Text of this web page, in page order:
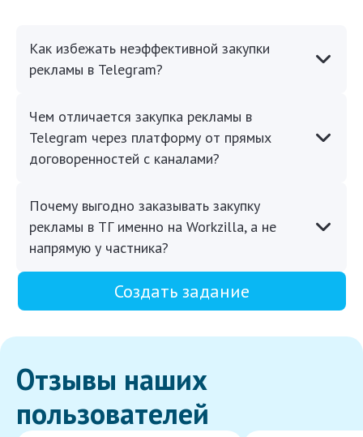
Как избежать неэффективной закупки
рекламы в Telegram?
Чем отличается закупка рекламы в
Telegram через платформу от прямых
договоренностей с каналами?
Почему выгодно заказывать закупку
рекламы в ТГ именно на Workzilla, а не
напрямую у частника?
Создать задание
Отзывы наших
пользователей